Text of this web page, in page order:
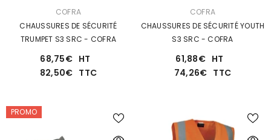
DISTRIBUTEUR :COFRA
CHAUSSURES DE SÉCURITÉ
TRUMPET S3 SRC - COFRA
68,75€ HT
82,50€ TTC
DISTRIBUTEUR :COFRA
CHAUSSURES DE SÉCURITÉ YOUTH
S3 SRC - COFRA
61,88€ HT
74,26€ TTC
PROMO